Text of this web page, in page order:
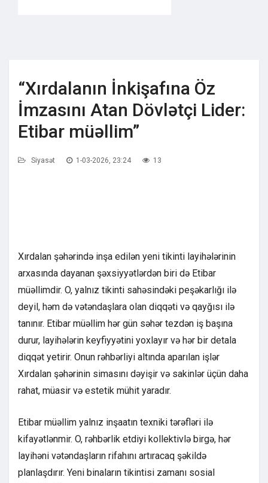
“Xırdalanın İnkişafına Öz
İmzasını Atan Dövlətçi Lider:
Etibar müəllim”
Siyasət 1-03-2026, 23:24 13
Xırdalan şəhərində inşa edilən yeni tikinti layihələrinin
arxasında dayanan şəxsiyyətlərdən biri də Etibar
müəllimdir. O, yalnız tikinti sahəsindəki peşəkarlığı ilə
deyil, həm də vətəndaşlara olan diqqəti və qayğısı ilə
tanınır. Etibar müəllim hər gün səhər tezdən iş başına
durur, layihələrin keyfiyyətini yoxlayır və hər bir detala
diqqət yetirir. Onun rəhbərliyi altında aparılan işlər
Xırdalan şəhərinin simasını dəyişir və sakinlər üçün daha
rahat, müasir və estetik mühit yaradır.
Etibar müəllim yalnız inşaatın texniki tərəfləri ilə
kifayətlənmir. O, rəhbərlik etdiyi kollektivlə birgə, hər
layihəni vətəndaşların rifahını artıracaq şəkildə
planlaşdırır. Yeni binaların tikintisi zamanı sosial